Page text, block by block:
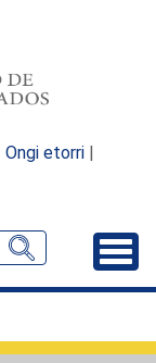
Ongi etorri |